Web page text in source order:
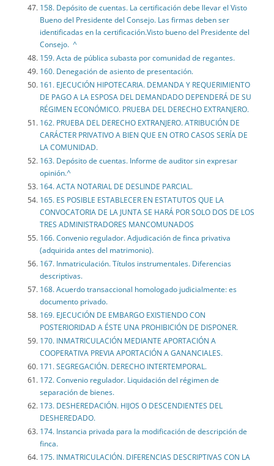
158. Depósito de cuentas. La certificación debe llevar el Visto
Bueno del Presidente del Consejo. Las firmas deben ser
identificadas en la certificación.Visto bueno del Presidente del
Consejo. ^
159. Acta de pública subasta por comunidad de regantes.
160. Denegación de asiento de presentación.
161. EJECUCIÓN HIPOTECARIA. DEMANDA Y REQUERIMIENTO
DE PAGO A LA ESPOSA DEL DEMANDADO DEPENDERÁ DE SU
RÉGIMEN ECONÓMICO. PRUEBA DEL DERECHO EXTRANJERO.
162. PRUEBA DEL DERECHO EXTRANJERO. ATRIBUCIÓN DE
CARÁCTER PRIVATIVO A BIEN QUE EN OTRO CASOS SERÍA DE
LA COMUNIDAD.
163. Depósito de cuentas. Informe de auditor sin expresar
opinión.^
164. ACTA NOTARIAL DE DESLINDE PARCIAL.
165. ES POSIBLE ESTABLECER EN ESTATUTOS QUE LA
CONVOCATORIA DE LA JUNTA SE HARÁ POR SOLO DOS DE LOS
TRES ADMINISTRADORES MANCOMUNADOS
166. Convenio regulador. Adjudicación de finca privativa
(adquirida antes del matrimonio).
167. Inmatriculación. Títulos instrumentales. Diferencias
descriptivas.
168. Acuerdo transaccional homologado judicialmente: es
documento privado.
169. EJECUCIÓN DE EMBARGO EXISTIENDO CON
POSTERIORIDAD A ÉSTE UNA PROHIBICIÓN DE DISPONER.
170. INMATRICULACIÓN MEDIANTE APORTACIÓN A
COOPERATIVA PREVIA APORTACIÓN A GANANCIALES.
171. SEGREGACIÓN. DERECHO INTERTEMPORAL.
172. Convenio regulador. Liquidación del régimen de
separación de bienes.
173. DESHEREDACIÓN. HIJOS O DESCENDIENTES DEL
DESHEREDADO.
174. Instancia privada para la modificación de descripción de
finca.
175. INMATRICULACIÓN. DIFERENCIAS DESCRIPTIVAS CON LA